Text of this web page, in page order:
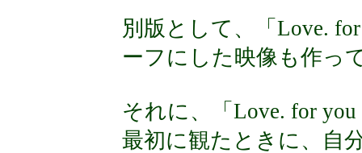
別版として、「Love.
ーフにした映像も作っ
それに、「Love. for
最初に観たときに、自